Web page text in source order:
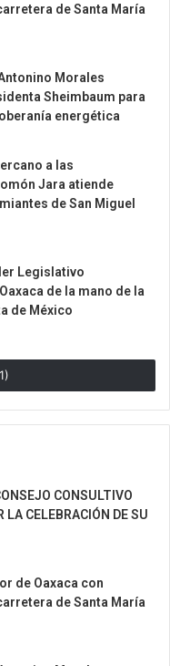
de Santa María
Morales
Sheimbaum para
energética
a las
Jara atiende
de San Miguel
Legislativo
de la mano de la
de México
CONSULTIVO
LA CELEBRACIÓN DE SU
de Oaxaca con
de Santa María